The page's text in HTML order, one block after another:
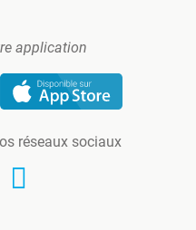
application
réseaux sociaux